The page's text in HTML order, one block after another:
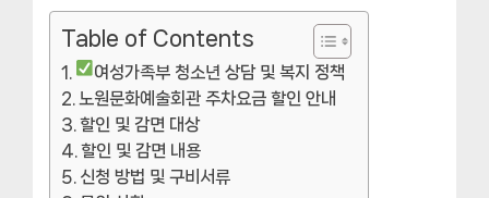
Table of Contents
여성가족부 청소년 상담 및 복지 정책
노원문화예술회관 주차요금 할인 안내
할인 및 감면 대상
할인 및 감면 내용
신청 방법 및 구비서류